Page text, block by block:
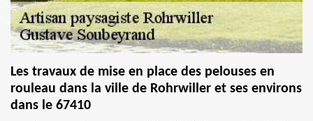
Les travaux de mise en place des pelouses en
rouleau dans la ville de Rohrwiller et ses environs
dans le 67410